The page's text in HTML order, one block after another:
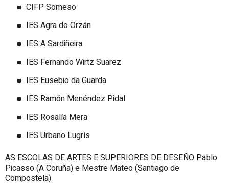
CIFP Someso
IES Agra do Orzán
IES A Sardiñeira
IES Fernando Wirtz Suarez
IES Eusebio da Guarda
IES Ramón Menéndez Pidal
IES Rosalía Mera
IES Urbano Lugrís
AS ESCOLAS DE ARTES E SUPERIORES DE DESEÑO Pablo
Picasso (A Coruña) e Mestre Mateo (Santiago de
Compostela)